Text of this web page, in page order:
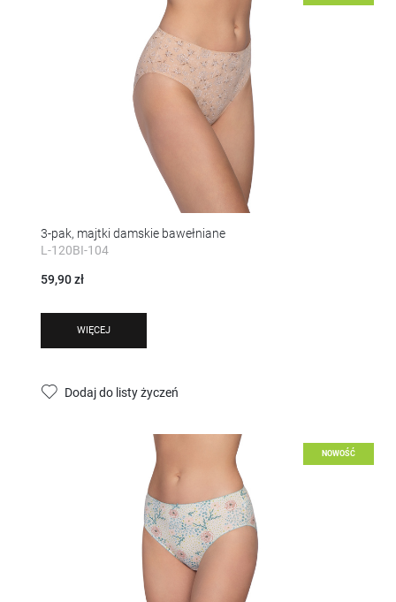
3-pak, majtki damskie bawełniane
L-120BI-104
59,90 zł
WIĘCEJ
Dodaj do listy życzeń
NOWOŚĆ